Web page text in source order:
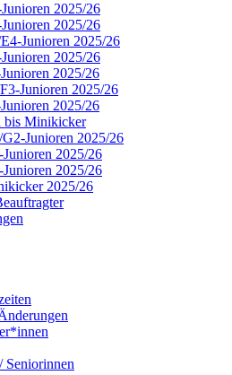
2025/26
2025/26
Junioren 2025/26
2025/26
2025/26
Junioren 2025/26
2025/26
bis Minikicker
Junioren 2025/26
2025/26
2025/26
2025/26
Seniorinnen